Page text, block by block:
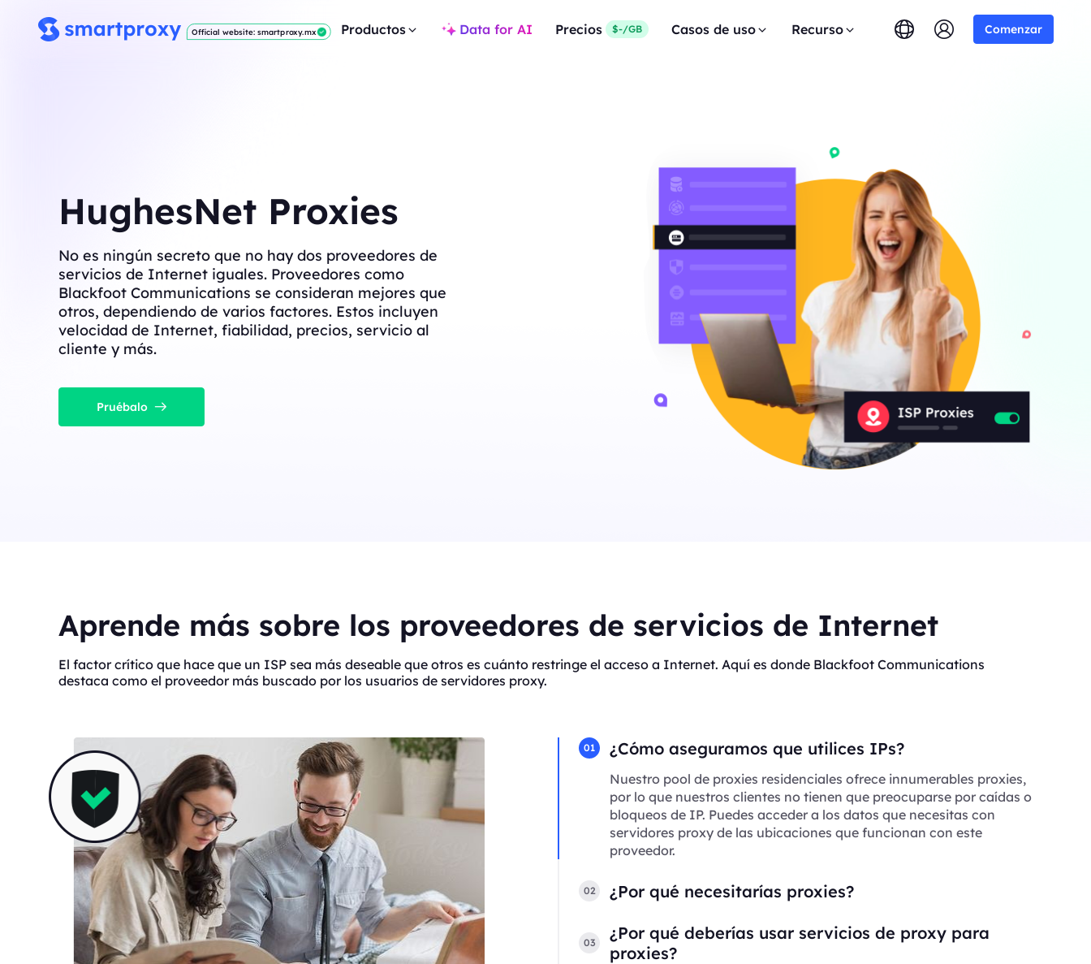
Official website: smartproxy.mx Productos Data for AI Precios $-/GB Casos de uso Recurso Comenzar
HughesNet Proxies
No es ningún secreto que no hay dos proveedores de
servicios de Internet iguales. Proveedores como
Blackfoot Communications se consideran mejores que
otros, dependiendo de varios factores. Estos incluyen
velocidad de Internet, fiabilidad, precios, servicio al
cliente y más.
Pruébalo
Aprende más sobre los proveedores de servicios de Internet
El factor crítico que hace que un ISP sea más deseable que otros es cuánto restringe el acceso a Internet. Aquí es donde Blackfoot Communications
destaca como el proveedor más buscado por los usuarios de servidores proxy.
01 ¿Cómo aseguramos que utilices IPs?
Nuestro pool de proxies residenciales ofrece innumerables proxies,
por lo que nuestros clientes no tienen que preocuparse por caídas o
bloqueos de IP. Puedes acceder a los datos que necesitas con
servidores proxy de las ubicaciones que funcionan con este
proveedor.
02 ¿Por qué necesitarías proxies?
03
¿Por qué deberías usar servicios de proxy para
proxies?